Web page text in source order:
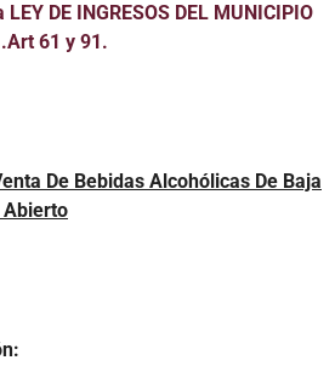
DE INGRESOS DEL MUNICIPIO
61 y 91.
De Bebidas Alcohólicas De Baja
Abierto